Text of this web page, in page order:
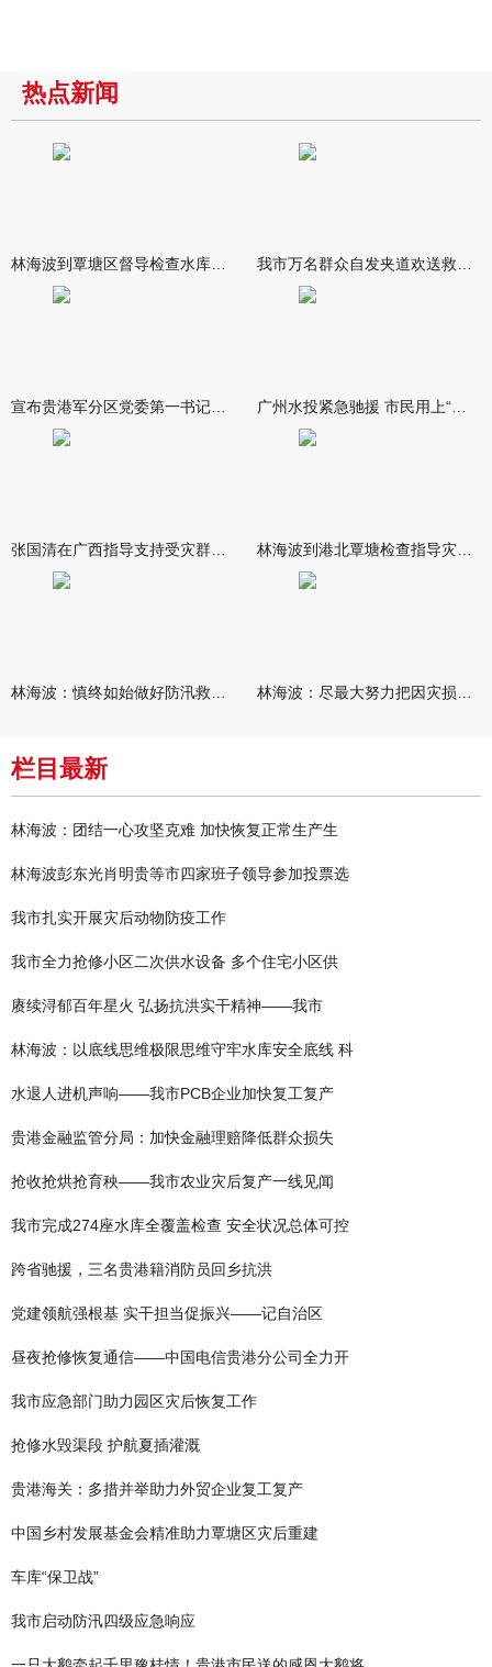
热点新闻
栏目最新
林海波：团结一心攻坚克难 加快恢复正常生产生
林海波彭东光肖明贵等市四家班子领导参加投票选
我市扎实开展灾后动物防疫工作
我市全力抢修小区二次供水设备 多个住宅小区供
赓续浔郁百年星火 弘扬抗洪实干精神——我市
林海波：以底线思维极限思维守牢水库安全底线 科
水退人进机声响——我市PCB企业加快复工复产
贵港金融监管分局：加快金融理赔降低群众损失
抢收抢烘抢育秧——我市农业灾后复产一线见闻
我市完成274座水库全覆盖检查 安全状况总体可控
跨省驰援，三名贵港籍消防员回乡抗洪
党建领航强根基 实干担当促振兴——记自治区
昼夜抢修恢复通信——中国电信贵港分公司全力开
我市应急部门助力园区灾后恢复工作
抢修水毁渠段 护航夏插灌溉
贵港海关：多措并举助力外贸企业复工复产
中国乡村发展基金会精准助力覃塘区灾后重建
车库“保卫战”
我市启动防汛四级应急响应